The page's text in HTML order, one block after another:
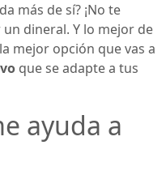
más de sí? ¡No te
dineral. Y lo mejor de
mejor opción que vas a
que se adapte a tus
ayuda a